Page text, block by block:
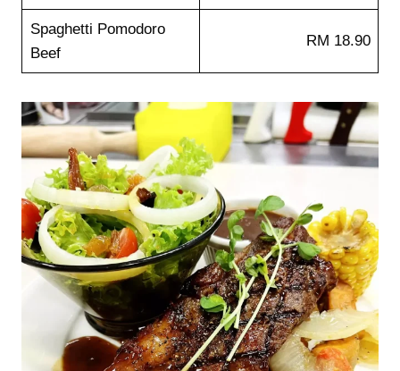
Spaghetti Pomodoro
Beef
RM 18.90